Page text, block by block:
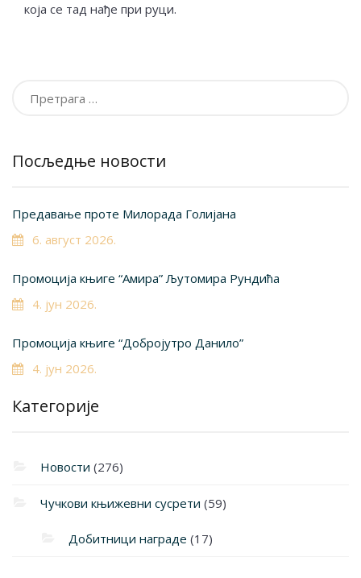
која се тад нађе при руци.
Посљедње новости
Предавање проте Милорада Голијана
6. август 2026.
Промоција књиге “Амира” Љутомира Рундића
4. јун 2026.
Промоција књиге “Добројутро Данило”
4. јун 2026.
Категорије
Новости (276)
Чучкови књижевни сусрети (59)
Добитници награде (17)